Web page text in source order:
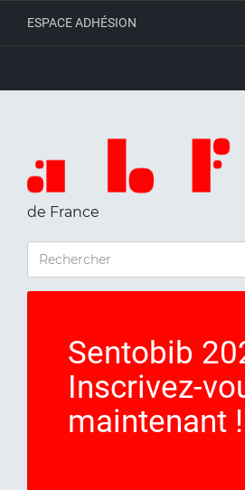
ESPACE ADHÉSION
de France
RECHERCHER
Sentobib
Inscrivez-
maintenant !